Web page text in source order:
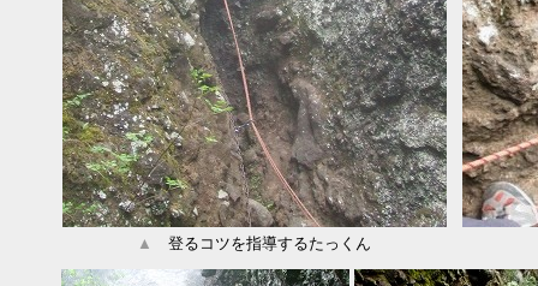
▲ 登るコツを指導するたっくん